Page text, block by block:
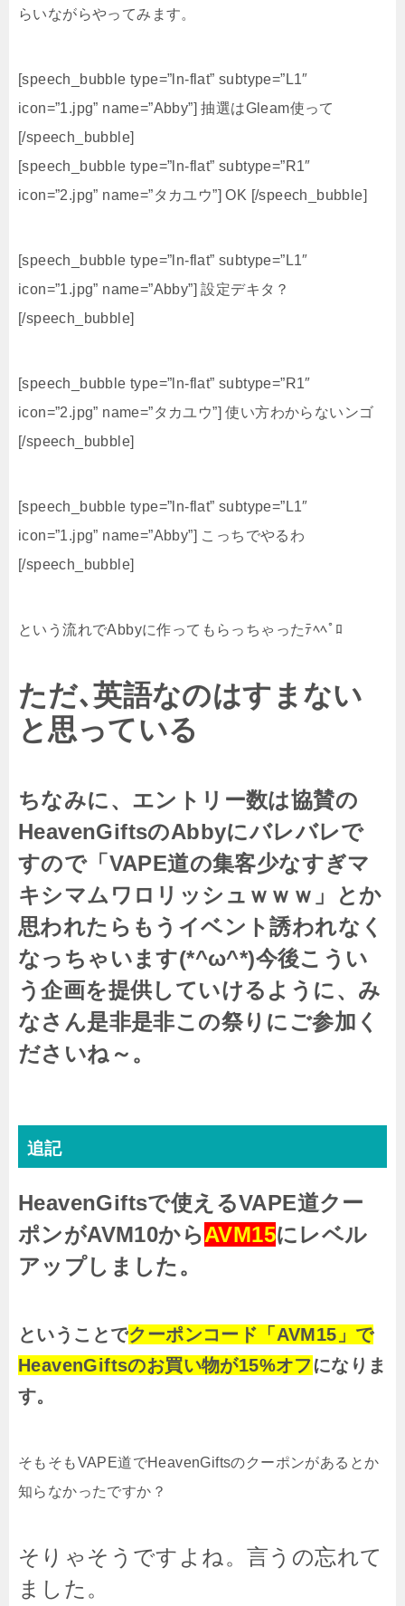
らいながらやってみます。
[speech_bubble type=”ln-flat” subtype=”L1″
icon=”1.jpg” name=”Abby”] 抽選はGleam使って
[/speech_bubble]
[speech_bubble type=”ln-flat” subtype=”R1″
icon=”2.jpg” name=”タカユウ”] OK [/speech_bubble]
[speech_bubble type=”ln-flat” subtype=”L1″
icon=”1.jpg” name=”Abby”] 設定デキタ？
[/speech_bubble]
[speech_bubble type=”ln-flat” subtype=”R1″
icon=”2.jpg” name=”タカユウ”] 使い方わからないンゴ
[/speech_bubble]
[speech_bubble type=”ln-flat” subtype=”L1″
icon=”1.jpg” name=”Abby”] こっちでやるわ
[/speech_bubble]
という流れでAbbyに作ってもらっちゃったﾃﾍﾍﾟﾛ
ただ､英語なのはすまない
と思っている
ちなみに、エントリー数は協賛の
HeavenGiftsのAbbyにバレバレで
すので「VAPE道の集客少なすぎマ
キシマムワロリッシュｗｗｗ」とか
思われたらもうイベント誘われなく
なっちゃいます(*^ω^*)今後こうい
う企画を提供していけるように、み
なさん是非是非この祭りにご参加く
ださいね～。
追記
HeavenGiftsで使えるVAPE道クー
ポンがAVM10からAVM15にレベル
アップしました。
ということでクーポンコード「AVM15」で
HeavenGiftsのお買い物が15%オフになりま
す。
そもそもVAPE道でHeavenGiftsのクーポンがあるとか
知らなかったですか？
そりゃそうですよね。言うの忘れて
ました。